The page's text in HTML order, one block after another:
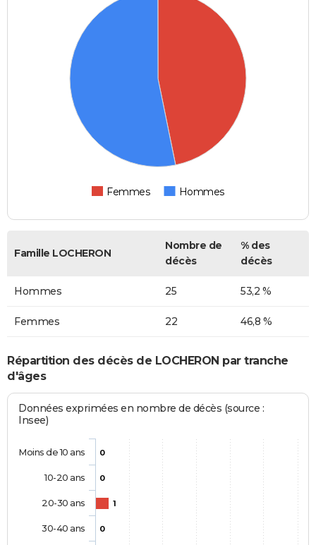
Femmes Hommes
Famille LOCHERON
Nombre de
décès
% des
décès
Hommes 25 53,2 %
Femmes 22 46,8 %
Répartition des décès de LOCHERON par tranche
d'âges
Données exprimées en nombre de décès (source :
Insee)
0
0
1
0
Moins de 10 ans
10-20 ans
20-30 ans
30-40 ans